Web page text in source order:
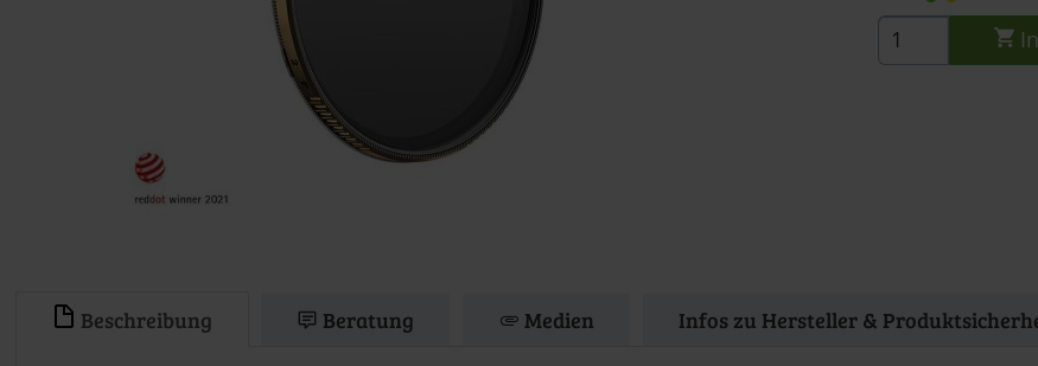
Beschreibung Beratung Medien Infos zu Hersteller &